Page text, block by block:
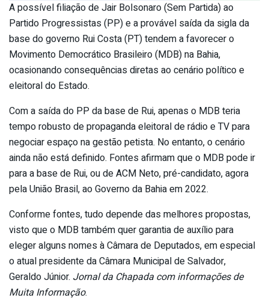
A possível filiação de Jair Bolsonaro (Sem Partida) ao
Partido Progressistas (PP) e a provável saída da sigla da
base do governo Rui Costa (PT) tendem a favorecer o
Movimento Democrático Brasileiro (MDB) na Bahia,
ocasionando consequências diretas ao cenário político e
eleitoral do Estado.
Com a saída do PP da base de Rui, apenas o MDB teria
tempo robusto de propaganda eleitoral de rádio e TV para
negociar espaço na gestão petista. No entanto, o cenário
ainda não está definido. Fontes afirmam que o MDB pode ir
para a base de Rui, ou de ACM Neto, pré-candidato, agora
pela União Brasil, ao Governo da Bahia em 2022.
Conforme fontes, tudo depende das melhores propostas,
visto que o MDB também quer garantia de auxílio para
eleger alguns nomes à Câmara de Deputados, em especial
o atual presidente da Câmara Municipal de Salvador,
Geraldo Júnior. Jornal da Chapada com informações de
Muita Informação.